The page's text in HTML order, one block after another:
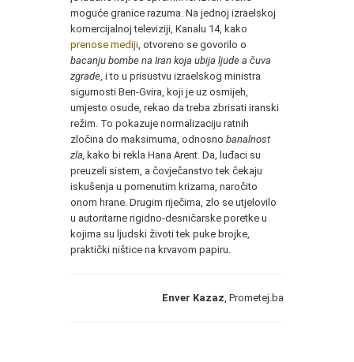
moguće granice razuma. Na jednoj izraelskoj
komercijalnoj televiziji, Kanalu 14, kako
prenose mediji , otvoreno se govorilo o
bacanju bombe na Iran koja ubija ljude a čuva
zgrade , i to u prisustvu izraelskog ministra
sigurnosti Ben-Gvira, koji je uz osmijeh,
umjesto osude, rekao da treba zbrisati iranski
režim. To pokazuje normalizaciju ratnih
zločina do maksimuma, odnosno banalnost
zla, kako bi rekla Hana Arent. Da, luđaci su
preuzeli sistem, a čovječanstvo tek čekaju
iskušenja u pomenutim krizama, naročito
onom hrane. Drugim riječima, zlo se utjelovilo
u autoritarne rigidno-desničarske poretke u
kojima su ljudski životi tek puke brojke,
praktički ništice na krvavom papiru.
Enver Kazaz , Prometej.ba